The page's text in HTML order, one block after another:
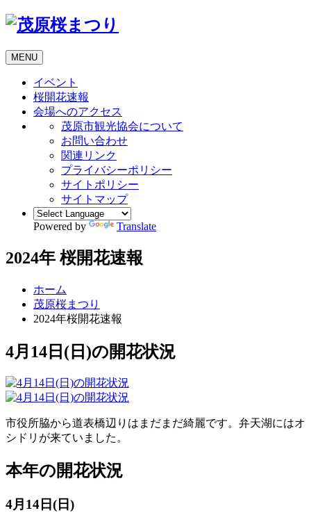
MENU
イベント
桜開花速報
会場へのアクセス
茂原市観光協会について
お問い合わせ
関連リンク
プライバシーポリシー
サイトポリシー
サイトマップ
Powered by Translate
2024年 桜開花速報
ホーム
茂原桜まつり
2024年桜開花速報
4月14日(日)の開花状況
市役所脇から道表橋辺りはまだまだ綺麗です。弁天湖にはオ
シドリが来ていました。
本年の開花状況
4月14日(日)